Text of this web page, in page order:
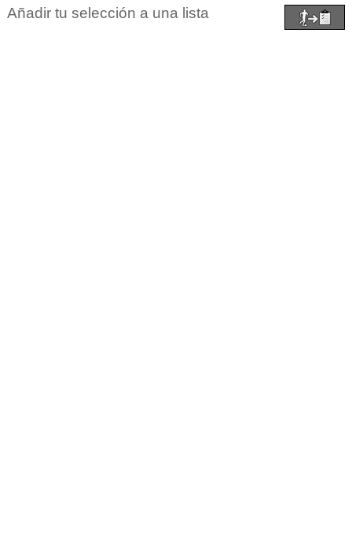
Añadir tu selección a una lista